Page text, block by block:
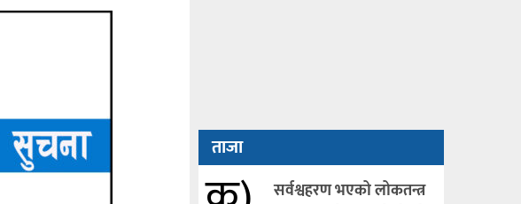
ताजा
सर्वश्वहरण भएको लोकतन्त्र